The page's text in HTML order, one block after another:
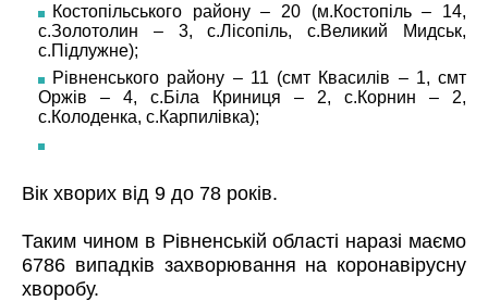
Костопільського району – 20 (м.Костопіль – 14,
с.Золотолин – 3, с.Лісопіль, с.Великий Мидськ,
с.Підлужне);
Рівненського району – 11 (смт Квасилів – 1, смт
Оржів – 4, с.Біла Криниця – 2, с.Корнин – 2,
с.Колоденка, с.Карпилівка);
Вік хворих від 9 до 78 років.
Таким чином в Рівненській області наразі маємо
6786 випадків захворювання на коронавірусну
хворобу.